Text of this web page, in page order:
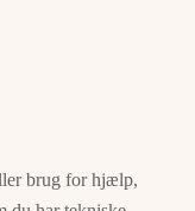
brug for hjælp,